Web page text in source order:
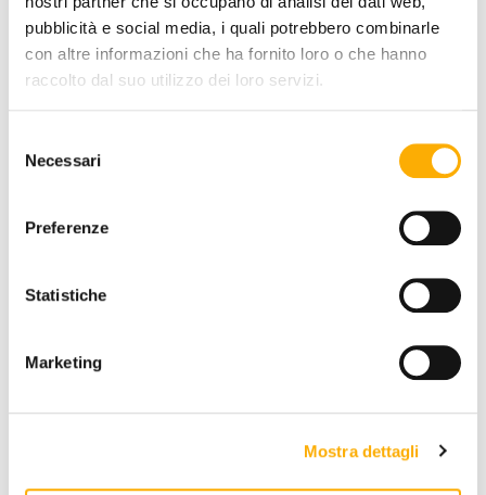
pubblicità e social media, i quali potrebbero combinarle
con altre informazioni che ha fornito loro o che hanno
raccolto dal suo utilizzo dei loro servizi.
delNecessari
Preferenze
Statistiche
Marketing
Mostra dettagli
Talenti
Oliver Talenti - Mesa De Centro De
Exterior